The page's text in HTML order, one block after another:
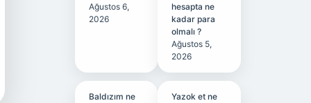
Ağustos 6,
2026
hesapta ne
kadar para
olmalı ?
Ağustos 5,
2026
Baldızım ne
Yazok et ne